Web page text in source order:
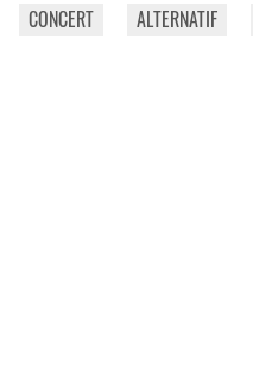
CONCERT
ALTERNATIF